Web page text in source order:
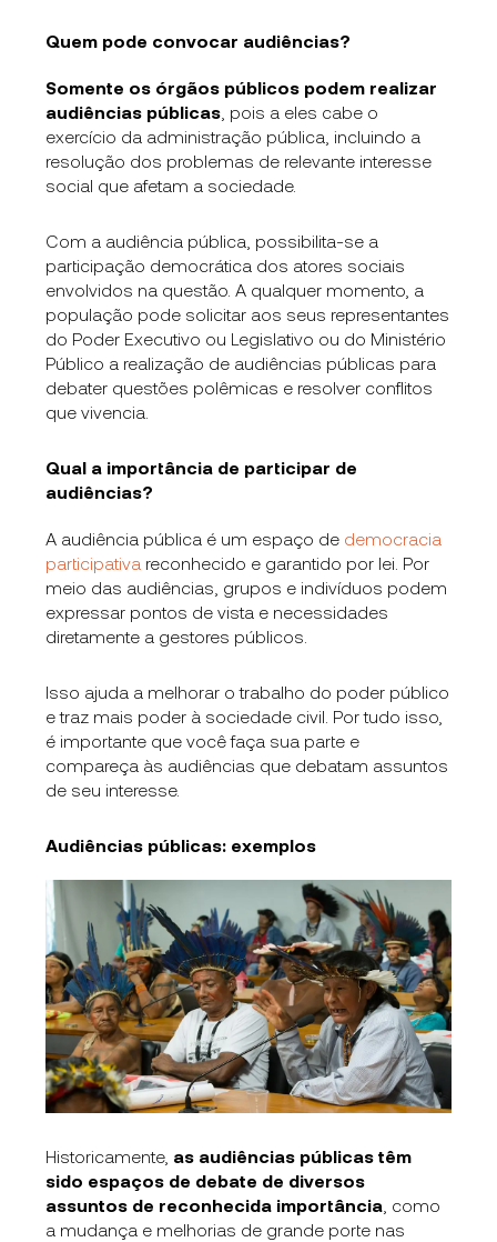
Quem pode convocar audiências?
Somente os órgãos públicos podem realizar
audiências públicas , pois a eles cabe o
exercício da administração pública, incluindo a
resolução dos problemas de relevante interesse
social que afetam a sociedade.
Com a audiência pública, possibilita-se a
participação democrática dos atores sociais
envolvidos na questão. A qualquer momento, a
população pode solicitar aos seus representantes
do Poder Executivo ou Legislativo ou do Ministério
Público a realização de audiências públicas para
debater questões polêmicas e resolver conflitos
que vivencia.
Qual a importância de participar de
audiências?
A audiência pública é um espaço de democracia
participativa reconhecido e garantido por lei. Por
meio das audiências, grupos e indivíduos podem
expressar pontos de vista e necessidades
diretamente a gestores públicos.
Isso ajuda a melhorar o trabalho do poder público
e traz mais poder à sociedade civil. Por tudo isso,
é importante que você faça sua parte e
compareça às audiências que debatam assuntos
de seu interesse.
Audiências públicas: exemplos
Historicamente, as audiências públicas têm
sido espaços de debate de diversos
assuntos de reconhecida importância , como
a mudança e melhorias de grande porte nas